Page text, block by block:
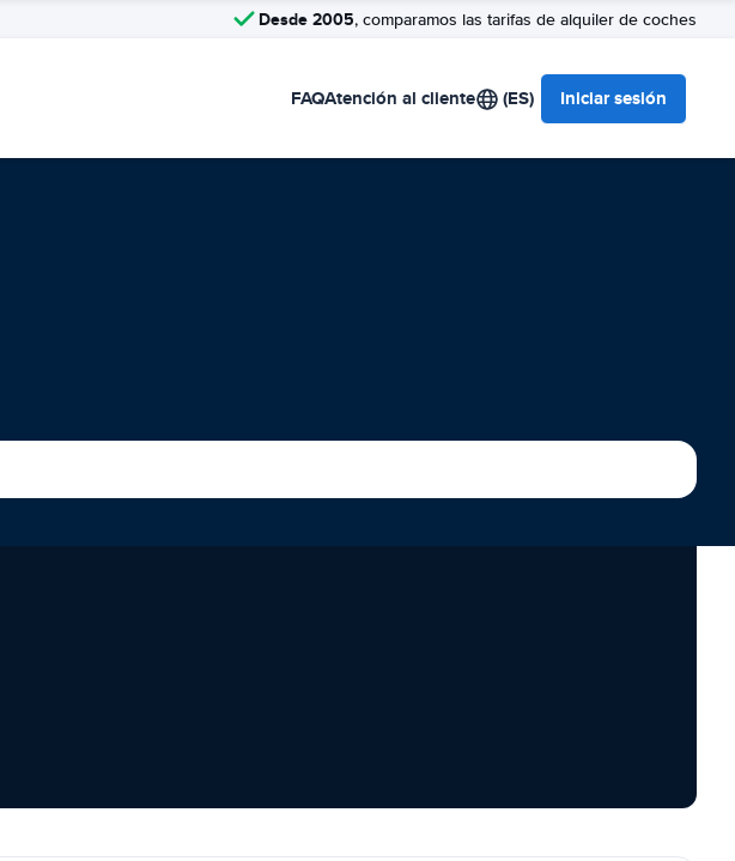
Desde 2005, comparamos las tarifas de alquiler de coches
FAQAtención al cliente (ES) Iniciar sesión